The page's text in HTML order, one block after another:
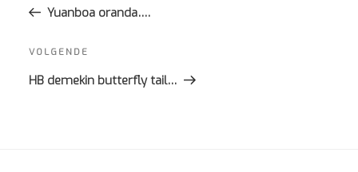
bericht
Yuanboa oranda….
Volgend
bericht
VOLGENDE
HB demekin butterfly tail…